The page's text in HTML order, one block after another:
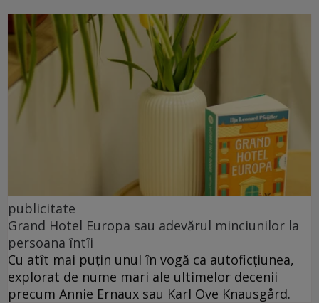
publicitate
Grand Hotel Europa sau adevărul minciunilor la
persoana întîi
Cu atît mai puțin unul în vogă ca autoficțiunea,
explorat de nume mari ale ultimelor decenii
precum Annie Ernaux sau Karl Ove Knausgård.